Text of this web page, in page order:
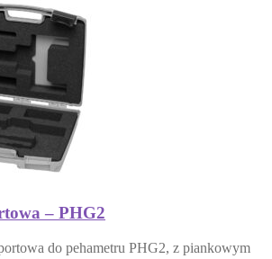
– PHG2
do pehametru PHG2, z piankowym